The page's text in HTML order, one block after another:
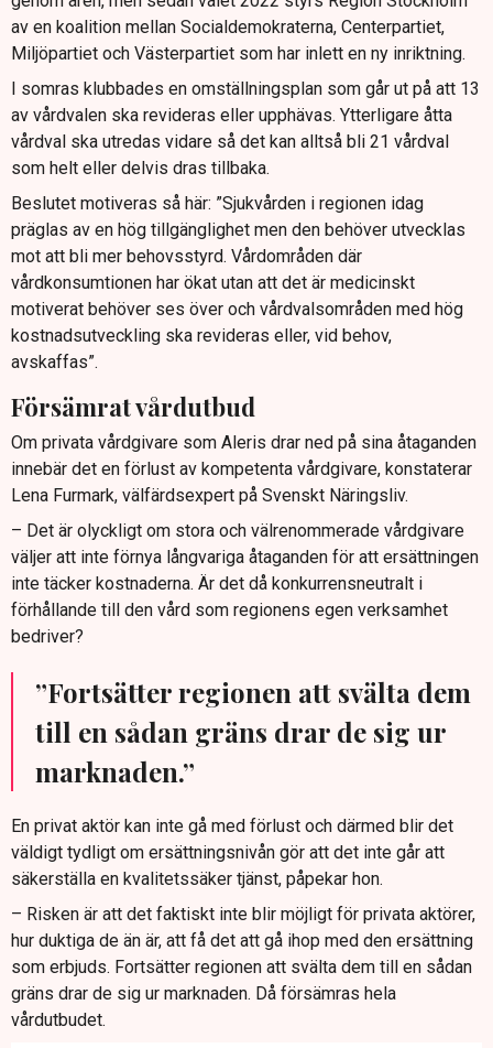
av en koalition mellan Socialdemokraterna, Centerpartiet,
Miljöpartiet och Västerpartiet som har inlett en ny inriktning.
I somras klubbades en omställningsplan som går ut på att 13
av vårdvalen ska revideras eller upphävas. Ytterligare åtta
vårdval ska utredas vidare så det kan alltså bli 21 vårdval
som helt eller delvis dras tillbaka.
Beslutet motiveras så här: ”Sjukvården i regionen idag
präglas av en hög tillgänglighet men den behöver utvecklas
mot att bli mer behovsstyrd. Vårdområden där
vårdkonsumtionen har ökat utan att det är medicinskt
motiverat behöver ses över och vårdvalsområden med hög
kostnadsutveckling ska revideras eller, vid behov,
avskaffas”.
Försämrat vårdutbud
Om privata vårdgivare som Aleris drar ned på sina åtaganden
innebär det en förlust av kompetenta vårdgivare, konstaterar
Lena Furmark, välfärdsexpert på Svenskt Näringsliv.
– Det är olyckligt om stora och välrenommerade vårdgivare
väljer att inte förnya långvariga åtaganden för att ersättningen
inte täcker kostnaderna. Är det då konkurrensneutralt i
förhållande till den vård som regionens egen verksamhet
bedriver?
”Fortsätter regionen att svälta dem
till en sådan gräns drar de sig ur
marknaden.”
En privat aktör kan inte gå med förlust och därmed blir det
väldigt tydligt om ersättningsnivån gör att det inte går att
säkerställa en kvalitetssäker tjänst, påpekar hon.
– Risken är att det faktiskt inte blir möjligt för privata aktörer,
hur duktiga de än är, att få det att gå ihop med den ersättning
som erbjuds. Fortsätter regionen att svälta dem till en sådan
gräns drar de sig ur marknaden. Då försämras hela
vårdutbudet.